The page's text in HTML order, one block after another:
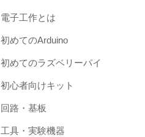
電子工作とは
初めてのArduino
初めてのラズベリーパイ
初心者向けキット
回路・基板
工具・実験機器